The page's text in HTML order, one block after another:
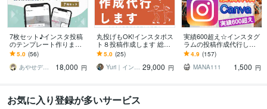
7枚セット♪インスタ投稿
のテンプレート作ります
もうキレイなだけじゃダ
メ！3つの戦略で埋もれな
い投稿を制作
5.0 (56)
あやせデザイン
18,000 円
丸投げもOK!インスタポス
ト８投稿作成します 総FW
8万人〜達成＆個人法人の
インスタサポート件数70
件〜有
5.0 (25)
Yuri｜インスタ運用・WEBデザイン 29,000 円
実績600超え☆インスタグ
ラムの投稿作成代行しま
す Instagram運用OK☆フ
ィード・リールCanva制
作
4.9 (157)
MANA111
1,500 円
お気に入り登録が多いサービス